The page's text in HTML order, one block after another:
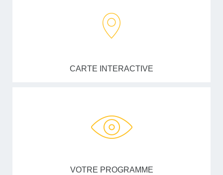
CARTE INTERACTIVE
VOTRE PROGRAMME